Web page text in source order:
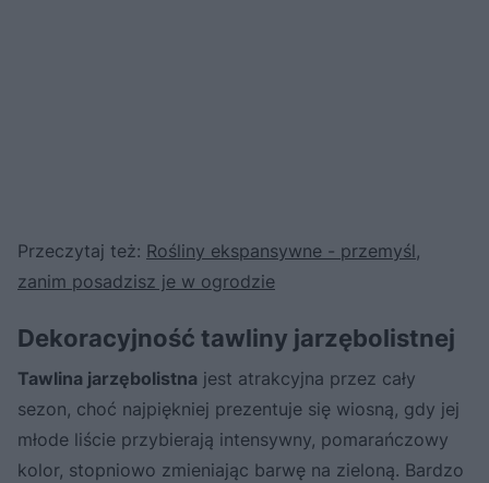
Przeczytaj też: Rośliny ekspansywne - przemyśl,
zanim posadzisz je w ogrodzie
Dekoracyjność tawliny jarzębolistnej
Tawlina jarzębolistna jest atrakcyjna przez cały
sezon, choć najpiękniej prezentuje się wiosną, gdy jej
młode liście przybierają intensywny, pomarańczowy
kolor, stopniowo zmieniając barwę na zieloną. Bardzo